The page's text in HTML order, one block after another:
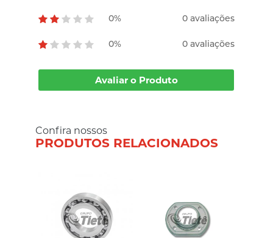
0% 0 avaliações
0% 0 avaliações
Avaliar o Produto
Confira nossos
PRODUTOS RELACIONADOS